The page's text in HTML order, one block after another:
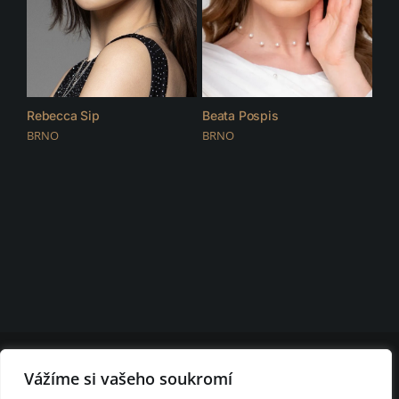
Vážíme si vašeho soukromí
Rebecca Sip
BRNO
Beata Pospis
BRNO
cookies